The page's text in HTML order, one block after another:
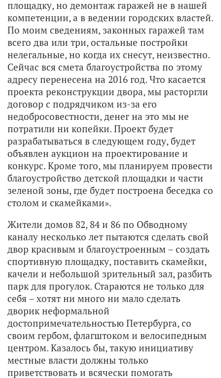
площадку, но демонтаж гаражей не в нашей
компетенции, а в ведении городских властей.
По моим сведениям, законных гаражей там
всего два или три, остальные постройки
нелегальные, но когда их снесут, неизвестно.
Сейчас вся смета благоустройства по этому
адресу перенесена на 2016 год. Что касается
проекта реконструкции двора, мы расторгли
договор с подрядчиком из-за его
недобросовестности, денег на это мы не
потратили ни копейки. Проект будет
разрабатываться в следующем году, будет
объявлен аукцион на проектирование и
конкурс. Кроме того, мы планируем провести
благоустройство детской площадки и части
зеленой зоны, где будет построена беседка со
столом и скамейками».
Жители домов 82, 84 и 86 по Обводному
каналу несколько лет пытаются сделать свой
двор красивым и благоустроенным – создать
спортивную площадку, поставить скамейки,
качели и небольшой зрительный зал, разбить
парк для прогулок. Стараются не только для
себя – хотят ни много ни мало сделать
дворик неформальной
достопримечательностью Петербурга, со
своим гербом, флагштоком и велосипедным
центром. Казалось бы, такую инициативу
местные власти должны только
приветствовать и всячески помогать